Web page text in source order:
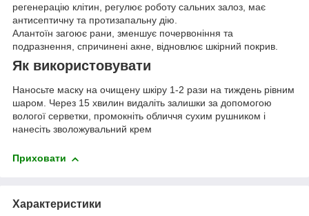
регенерацію клітин, регулює роботу сальних залоз, має
антисептичну та протизапальну дію.
Алантоїн загоює рани, зменшує почервоніння та
подразнення, спричинені акне, відновлює шкірний покрив.
Як використовувати
Наносьте маску на очищену шкіру 1-2 рази на тиждень рівним
шаром. Через 15 хвилин видаліть залишки за допомогою
вологої серветки, промокніть обличчя сухим рушником і
нанесіть зволожувальний крем
Приховати
Характеристики